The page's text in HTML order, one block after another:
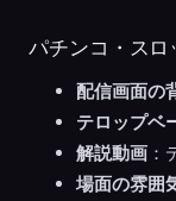
パチンコ・ス
配信画面の
テロップベ
解説動画：
場面の雰囲